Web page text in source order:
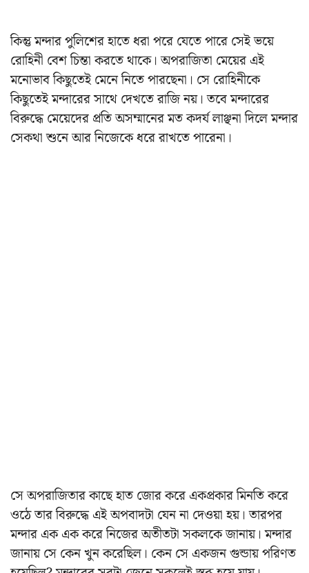
কিন্তু মন্দার পুলিশের হাতে ধরা পরে যেতে পারে সেই ভয়ে
রোহিনী বেশ চিন্তা করতে থাকে। অপরাজিতা মেয়ের এই
মনোভাব কিছুতেই মেনে নিতে পারছেনা। সে রোহিনীকে
কিছুতেই মন্দারের সাথে দেখতে রাজি নয়। তবে মন্দারের
বিরুদ্ধে মেয়েদের প্রতি অসম্মানের মত কদর্য লাঞ্ছনা দিলে মন্দার
সেকথা শুনে আর নিজেকে ধরে রাখতে পারেনা।
সে অপরাজিতার কাছে হাত জোর করে একপ্রকার মিনতি করে
ওঠে তার বিরুদ্ধে এই অপবাদটা যেন না দেওয়া হয়। তারপর
মন্দার এক এক করে নিজের অতীতটা সকলকে জানায়। মন্দার
জানায় সে কেন খুন করেছিল। কেন সে একজন গুন্ডায় পরিণত